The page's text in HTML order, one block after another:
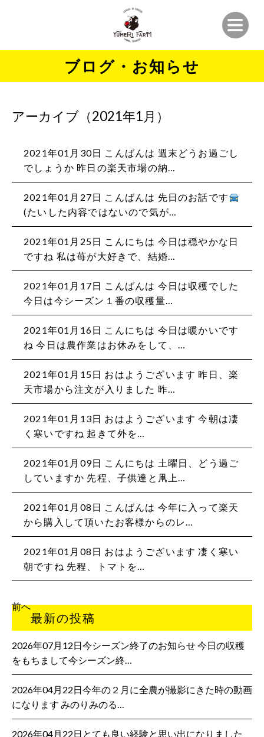
ブログ・お知らせ
アーカイブ（2021年1月）
2021年01月30日 こんばんは 週末どうお過ごし
でしょうか️ 昨日の楽天市場の納…
2021年01月27日 こんばんは 先日のお話です
(たいした内容ではないので気が…
2021年01月25日 こんにちは️ 今日は穏やかな日
ですね 私は苺が大好きで、結婚…
2021年01月17日 こんばんは 今日は収穫でした️
今日は今シーズン１番の収穫量…
2021年01月16日 こんにちは 今日は暖かいです
ね 今日は農作業はお休みをして、…
2021年01月15日 おはようございます️ 昨日、楽
天市場から注文が入りました 昨…
2021年01月13日 おはようございます️ 今朝は凄
く寒いですね️️️ 起きて外を…
2021年01月09日 こんにちは 土曜日、どう過ご
していますか 先程、子供達と凧上…
2021年01月08日 こんばんは 今年に入って楽天
から購入して頂いたお客様からのレ…
2021年01月08日 おはようございます️ 凄く寒い
朝ですね️️️ 先程、トマトを…
前へ
最新の投稿
2026年07月12日今シーズン終了のお知らせ 今日の収穫
をもちまして今シーズン終…
2026年04月22日今年の２月に全農が撮影にきた時の動画
になります みのりみのる…
2026年04月22日とても良い経験と思い出になりました